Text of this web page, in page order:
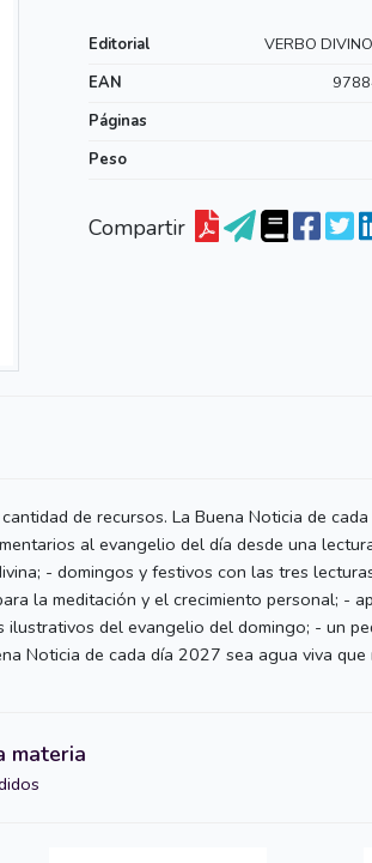
Editorial VERBO
EAN
Páginas
Peso
Compartir
de recursos. La Buena Noticia de
al evangelio del día desde una
- domingos y festivos con las tres
la meditación y el crecimiento personal; -
del evangelio del domingo; - un
Noticia de cada día 2027 sea agua viva
materia